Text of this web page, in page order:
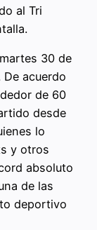
al Tri
30 de
acuerdo
de 60
desde
lo
y otros
absoluto
de las
deportivo